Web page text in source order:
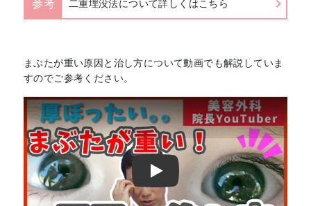
参考 二重埋没法について詳しくはこちら
まぶたが重い原因と治し方について動画でも解説していま
すのでご参考ください。
Play